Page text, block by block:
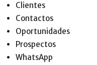
Clientes
Contactos
Oportunidades
Prospectos
WhatsApp